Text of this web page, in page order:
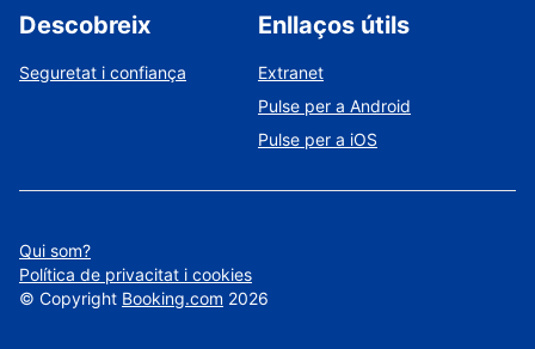
Descobreix
Seguretat i confiança
Enllaços útils
Extranet
Pulse per a Android
Pulse per a iOS
Qui som?
Política de privacitat i cookies
© Copyright Booking.com 2026